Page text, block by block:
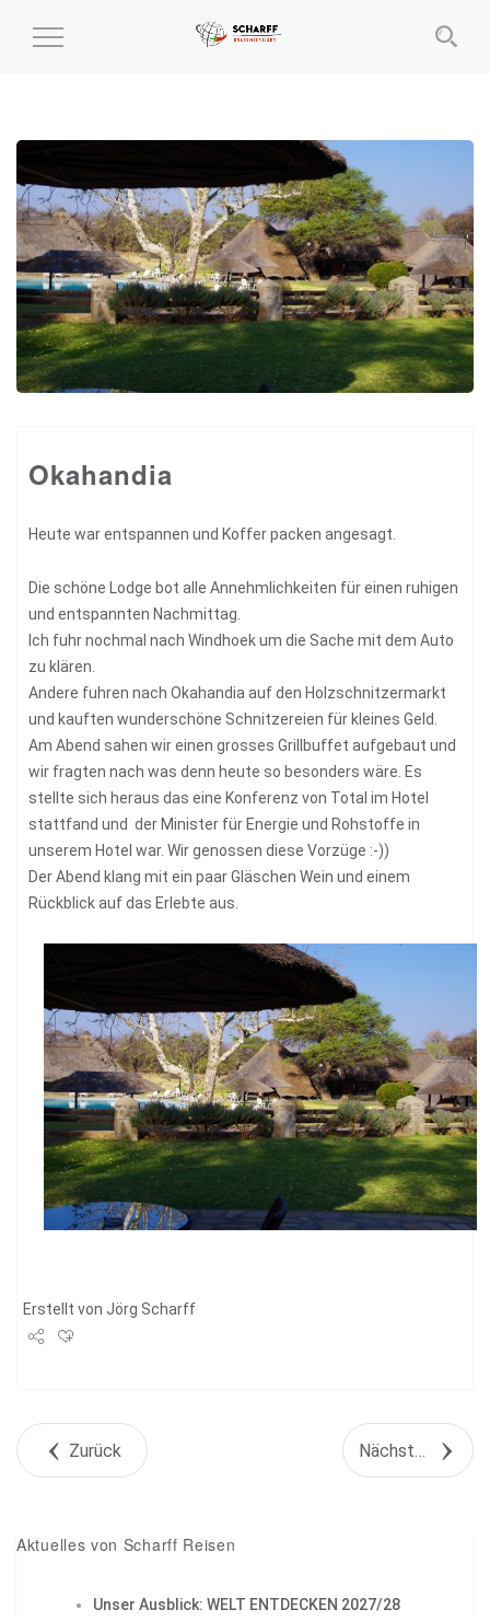
MENÜ
Okahandia
Heute war entspannen und Koffer packen angesagt.
Die schöne Lodge bot alle Annehmlichkeiten für einen ruhigen
und entspannten Nachmittag.
Ich fuhr nochmal nach Windhoek um die Sache mit dem Auto
zu klären.
Andere fuhren nach Okahandia auf den Holzschnitzermarkt
und kauften wunderschöne Schnitzereien für kleines Geld.
Am Abend sahen wir einen grosses Grillbuffet aufgebaut und
wir fragten nach was denn heute so besonders wäre. Es
stellte sich heraus das eine Konferenz von Total im Hotel
stattfand und der Minister für Energie und Rohstoffe in
unserem Hotel war. Wir genossen diese Vorzüge :-))
Der Abend klang mit ein paar Gläschen Wein und einem
Rückblick auf das Erlebte aus.
Erstellt von Jörg Scharff
+1Zurück Nächstes Objekt
Aktuelles von Scharff Reisen
Unser Ausblick: WELT ENTDECKEN 2027/28